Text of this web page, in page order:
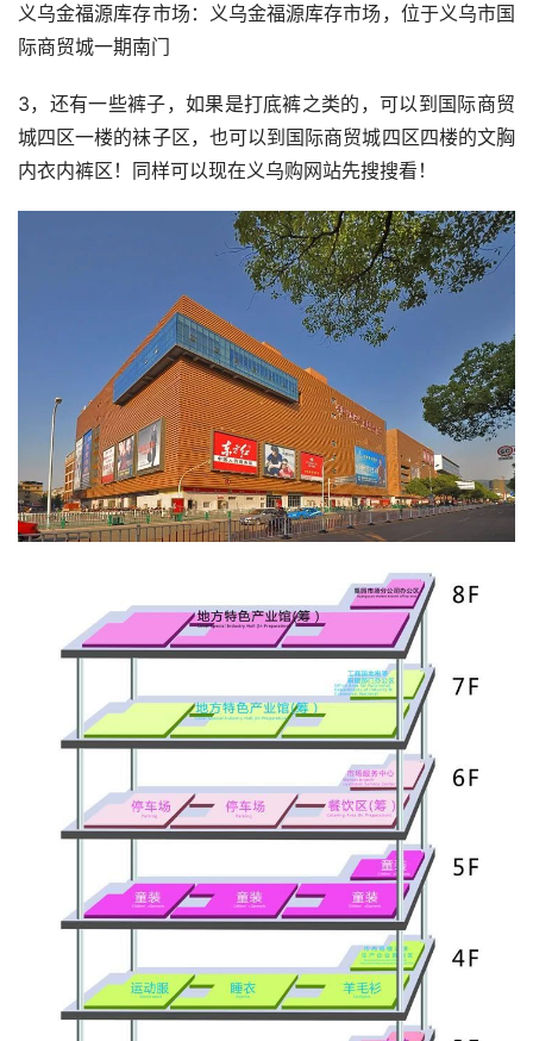
义乌金福源库存市场：义乌金福源库存市场，位于义乌市国
际商贸城一期南门
3，还有一些裤子，如果是打底裤之类的，可以到国际商贸
城四区一楼的袜子区，也可以到国际商贸城四区四楼的文胸
内衣内裤区！同样可以现在义乌购网站先搜搜看！